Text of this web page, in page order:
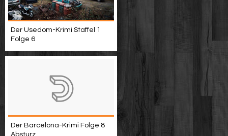
Der Usedom-Krimi Staffel 1
Folge 6
Der Barcelona-Krimi Folge 8
Absturz